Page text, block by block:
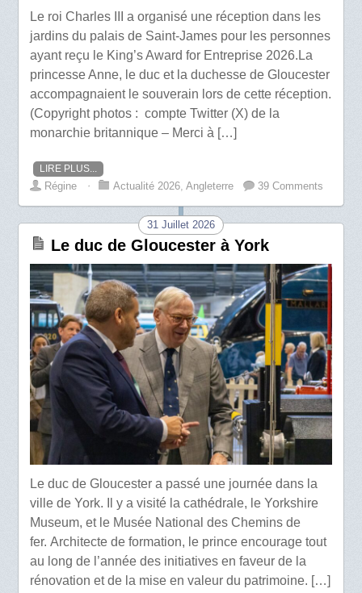
Le roi Charles III a organisé une réception dans les
jardins du palais de Saint-James pour les personnes
ayant reçu le King’s Award for Entreprise 2026.La
princesse Anne, le duc et la duchesse de Gloucester
accompagnaient le souverain lors de cette réception.
(Copyright photos : compte Twitter (X) de la
monarchie britannique – Merci à […]
LIRE PLUS...
Régine ⋅ Actualité 2026 ,Angleterre 39 Comments
31 Juillet 2026
Le duc de Gloucester à York
Le duc de Gloucester a passé une journée dans la
ville de York. Il y a visité la cathédrale, le Yorkshire
Museum, et le Musée National des Chemins de
fer. Architecte de formation, le prince encourage tout
au long de l’année des initiatives en faveur de la
rénovation et de la mise en valeur du patrimoine. […]